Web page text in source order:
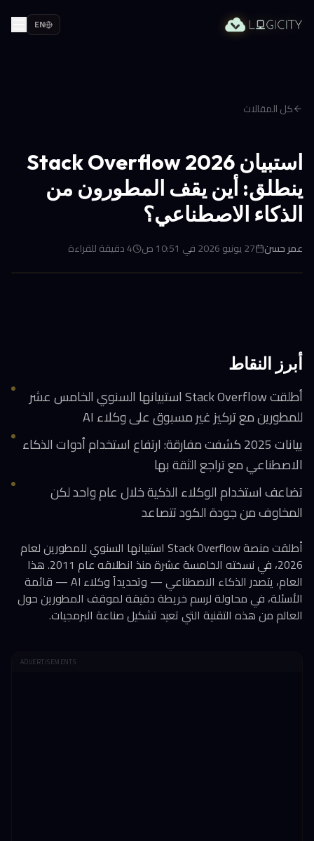
EN
كل المقالات
استبيان Stack Overflow 2026
ينطلق: أين يقف المطورون من
الذكاء الاصطناعي؟
عمر حسن 27 يونيو 2026 في 10:51 ص 4دقيقة للقراءة
أبرز النقاط
أطلقت Stack Overflow استبيانها السنوي الخامس عشر
للمطورين مع تركيز غير مسبوق على وكلاء AI
بيانات 2025 كشفت مفارقة: ارتفاع استخدام أدوات الذكاء
الاصطناعي مع تراجع الثقة بها
تضاعف استخدام الوكلاء الذكية خلال عام واحد لكن
المخاوف من جودة الكود تتصاعد
أطلقت منصة Stack Overflow استبيانها السنوي للمطورين لعام
2026، في نسخته الخامسة عشرة منذ انطلاقه عام 2011. هذا
العام، يتصدر الذكاء الاصطناعي — وتحديداً وكلاء AI — قائمة
الأسئلة، في محاولة لرسم خريطة دقيقة لموقف المطورين حول
العالم من هذه التقنية التي تعيد تشكيل صناعة البرمجيات.
ADVERTISEMENTS